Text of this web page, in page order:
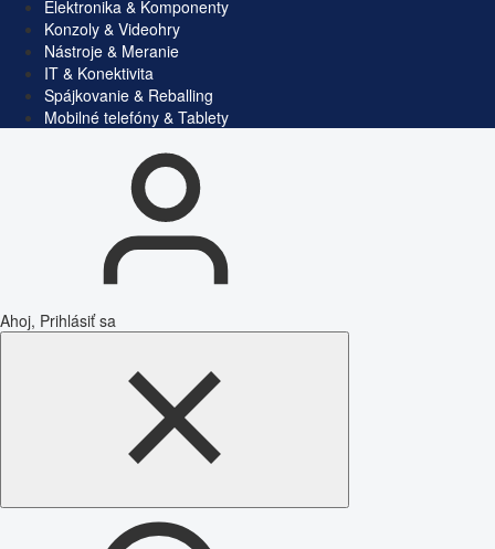
Elektronika & Komponenty
Konzoly & Videohry
Nástroje & Meranie
IT & Konektivita
Spájkovanie & Reballing
Mobilné telefóny & Tablety
Ahoj, Prihlásiť sa